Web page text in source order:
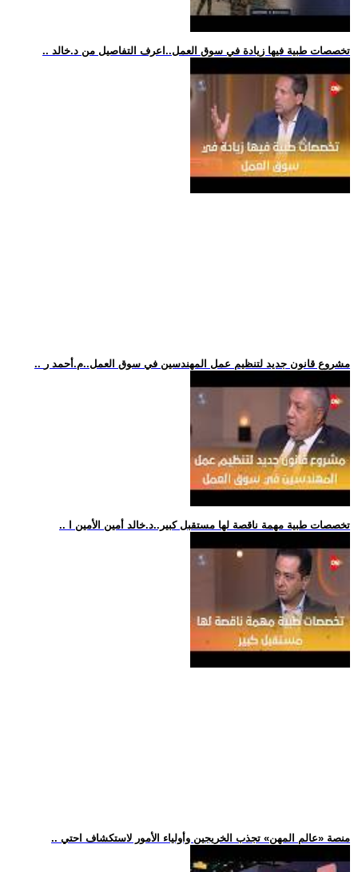
.. تخصصات طبية فيها زيادة في سوق العمل..اعرف التفاصيل من د.خالد
.. مشروع قانون جديد لتنظيم عمل المهندسين في سوق العمل..م.أحمد ر
.. تخصصات طبية مهمة ناقصة لها مستقبل كبير..د.خالد أمين الأمين ا
.. منصة «عالم المهن» تجذب الخريجين وأولياء الأمور لاستكشاف احتي